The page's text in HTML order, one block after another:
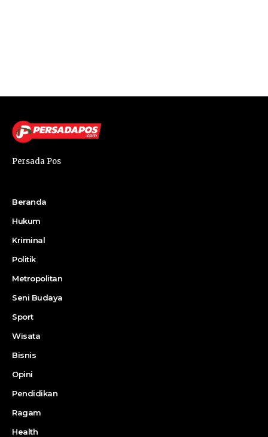
Persada Pos
Beranda
Hukum
Kriminal
Politik
Metropolitan
Seni Budaya
Sport
Wisata
Bisnis
Opini
Pendidikan
Ragam
Health